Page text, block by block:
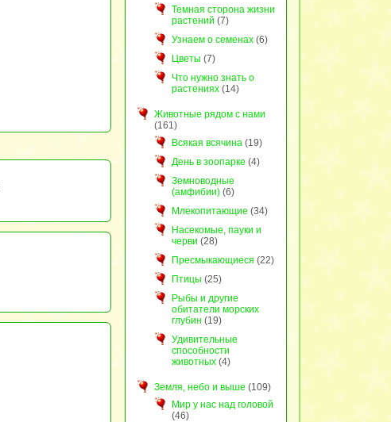
Темная сторона жизни
растений (7)
Узнаем о семенах(6)
Цветы (7)
Что нужно знать о
растениях(14)
Животные рядом с нами
(161)
Всякая всячина(19)
День в зоопарке (4)
Земноводные
(амфибии)(6)
Млекопитающие (34)
Насекомые, пауки и
черви (28)
Пресмыкающиеся (22)
Птицы (25)
Рыбы и другие
обитатели морских
глубин (19)
Удивительные
способности
животных(4)
Земля, небо и выше (109)
Мир у нас над головой
(46)